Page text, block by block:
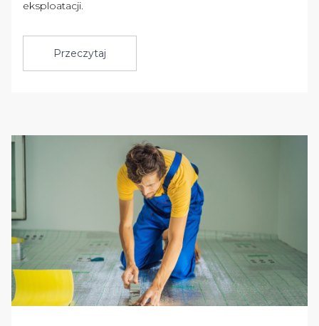
eksploatacji.
Przeczytaj